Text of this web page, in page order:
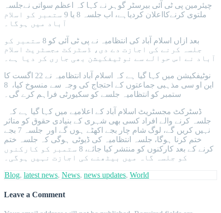
چیئرمین پی ٹی آئی بیرسٹر گوہر نے کہا کہ اعظم سواتی نےجلسہ
ملتوی کرنےکااعلان کردیاہے، اب جلسہ 8 یا 9 ستمبر کو اسلام
آباد میں ہوگا۔
بعد ازاں اسلام آباد کی انتظامیہ نے پی ٹی آئی کو 8 ستمبر کو
جلسہ کرنے کی اجازت دے دی، ڈسٹرکٹ مجسٹریٹ اسلام
آباد نے اس حوالے سے نوٹیفکیشن بھی جاری کر دیا ہے۔
نوٹیفکیشن میں کہا گیا ہے کہ اسلام آباد انتظامیہ نے 22 اگست کا
این او سی مذہبی جماعتوں کے احتجاج کی وجہ سے منسوخ کیا، 8
ستمبر کو انتظامیہ جلسے کو سکیورٹی فراہم کرے گی۔
جلسہ کرنے والے افراد کسی بھی شہری کے بنیادی حقوق کو متاثر
نہیں کریں گے، لوگ شام چار بجے اکھٹے ہوں گے اور جلسہ 7 بجے
ختم کرنا ہوگا، جلسہ انتظامیہ کی ڈیوٹی ہوگی کہ جلسہ ختم
کرنے کے بعد کارکنوں کو منتشر کیا جائے، 8 ستمبر کو کارکنوں
کو جلسہ گاہ میں بیٹھنے کی اجازت نہیں ہوگی۔
Blog, latest news, News, news updates, World
Leave a Comment